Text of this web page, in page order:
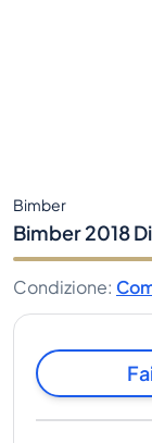
Bimber
Bimber 2018
Condizione: